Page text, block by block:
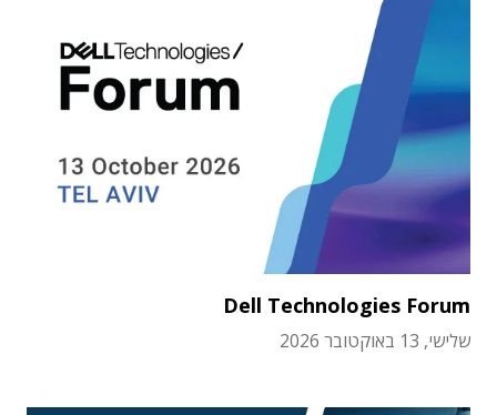
Dell Technologies Forum
שלישי, 13 באוקטובר 2026